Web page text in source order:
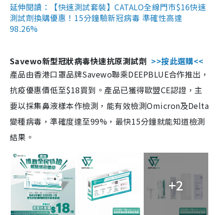
延伸閱讀：【快速測試套裝】CATALO全線門市$16快速
測試劑換購優惠！15分鐘驗新冠病毒 準確性高達
98.26%
Savewo新型冠狀病毒快速抗原測試劑 >>按此選購<<
產品由香港口罩品牌Savewo聯乘DEEPBLUE合作推出，
抗疫優惠價低至$18買到。產品已獲得歐盟CE認證，主
要以採集鼻液樣本作檢測，能有效檢測Omicron及Delta
變種病毒，準確度達至99%，最快15分鐘就能知道檢測
結果。
+2